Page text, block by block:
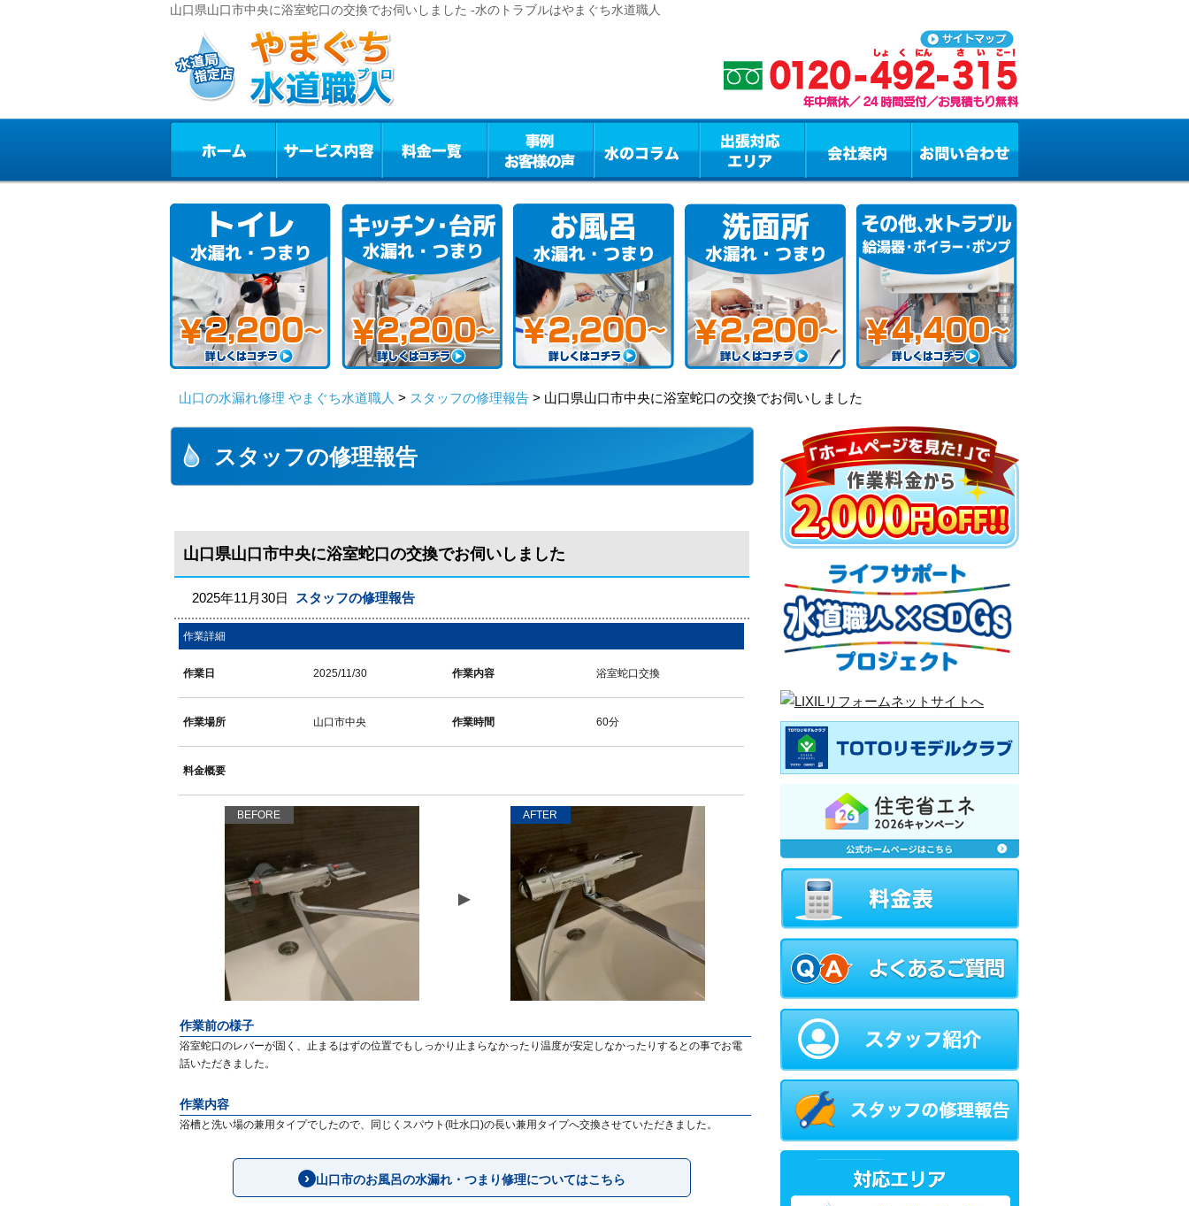
山口県山口市中央に浴室蛇口の交換でお伺いしました -水のトラブルはやまぐち水道職人
山口の水漏れ修理 やまぐち水道職人 > スタッフの修理報告 > 山口県山口市中央に浴室蛇口の交換でお伺いしました
スタッフの修理報告
山口県山口市中央に浴室蛇口の交換でお伺いしました
2025年11月30日 スタッフの修理報告
作業詳細
作業日 2025/11/30 作業内容 浴室蛇口交換
作業場所 山口市中央 作業時間 60分
料金概要
BEFORE AFTER
作業前の様子
浴室蛇口のレバーが固く、止まるはずの位置でもしっかり止まらなかったり温度が安定しなかったりするとの事でお電
話いただきました。
作業内容
浴槽と洗い場の兼用タイプでしたので、同じくスパウト(吐水口)の長い兼用タイプへ交換させていただきました。
山口市のお風呂の水漏れ・つまり修理についてはこちら